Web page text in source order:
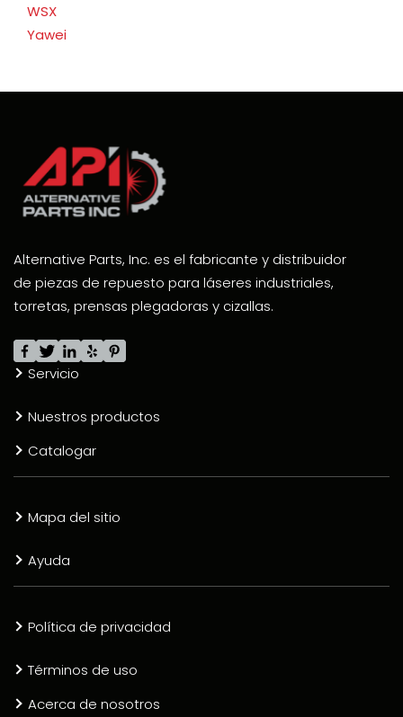
WSX
Yawei
Alternative Parts, Inc. es el fabricante y distribuidor
de piezas de repuesto para láseres industriales,
torretas, prensas plegadoras y cizallas.
Servicio
Nuestros productos
Catalogar
Mapa del sitio
Ayuda
Política de privacidad
Términos de uso
Acerca de nosotros